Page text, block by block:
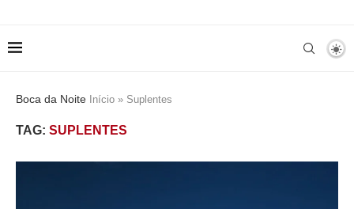
Boca da Noite Início » Suplentes
TAG: SUPLENTES